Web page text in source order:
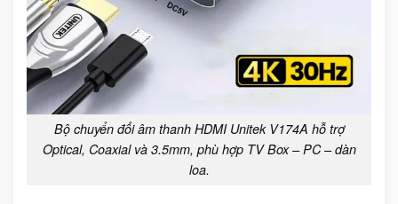
Bộ chuyển đổi âm thanh HDMI Unitek V174A hỗ trợ
Optical, Coaxial và 3.5mm, phù hợp TV Box – PC – dàn
loa.